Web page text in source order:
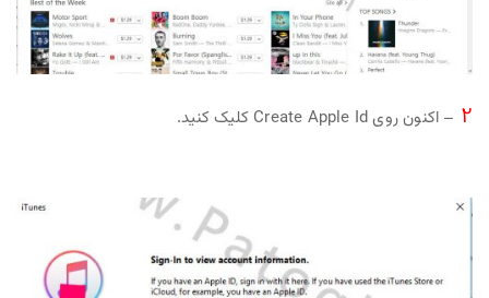
2 – اکنون روی Create Apple Id کلیک کنید.